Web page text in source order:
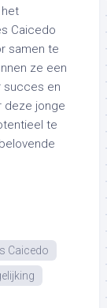
Caicedo
samen te
ze een
succes en
deze jonge
te
Caicedo